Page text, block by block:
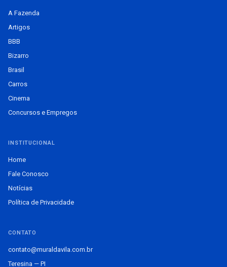
A Fazenda
Artigos
BBB
Bizarro
Brasil
Carros
Cinema
Concursos e Empregos
INSTITUCIONAL
Home
Fale Conosco
Notícias
Política de Privacidade
CONTATO
contato@muraldavila.com.br
Teresina — PI